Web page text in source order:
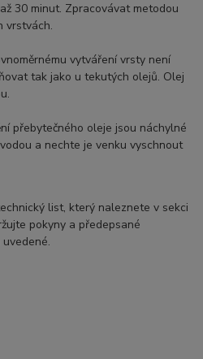
30 minut. Zpracovávat metodou
vrstvách.
vytváření vrsty není
tak jako u tekutých olejů. Olej
přebytečného oleje jsou náchylné
a nechte je venku vyschnout
list, který naleznete v sekci
pokyny a předepsané